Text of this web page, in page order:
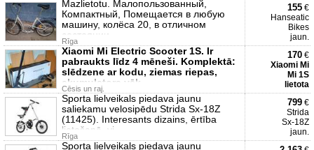
Mazlietotu. Малопользованный,
Компактный, Помещается в любую
машину, колёса 20, в отличном
состоянии
Rīga
155 €
Hanseatic
Bikes
jaun.
Xiaomi Mi Electric Scooter 1S. Ir
pabraukts līdz 4 mēneši. Komplektā:
slēdzene ar kodu, ziemas riepas,
akumulatora vāk
Cēsis un raj.
170 €
Xiaomi Mi
Mi 1S
lietota
Sporta lielveikals piedava jaunu
saliekamu velosipēdu Strida Sx-18Z
(11425). Interesants dizains, ērtība
lietošanā, vi
Rīga
799 €
Strida
Sx-18Z
jaun.
Sporta lielveikals piedava jaunu